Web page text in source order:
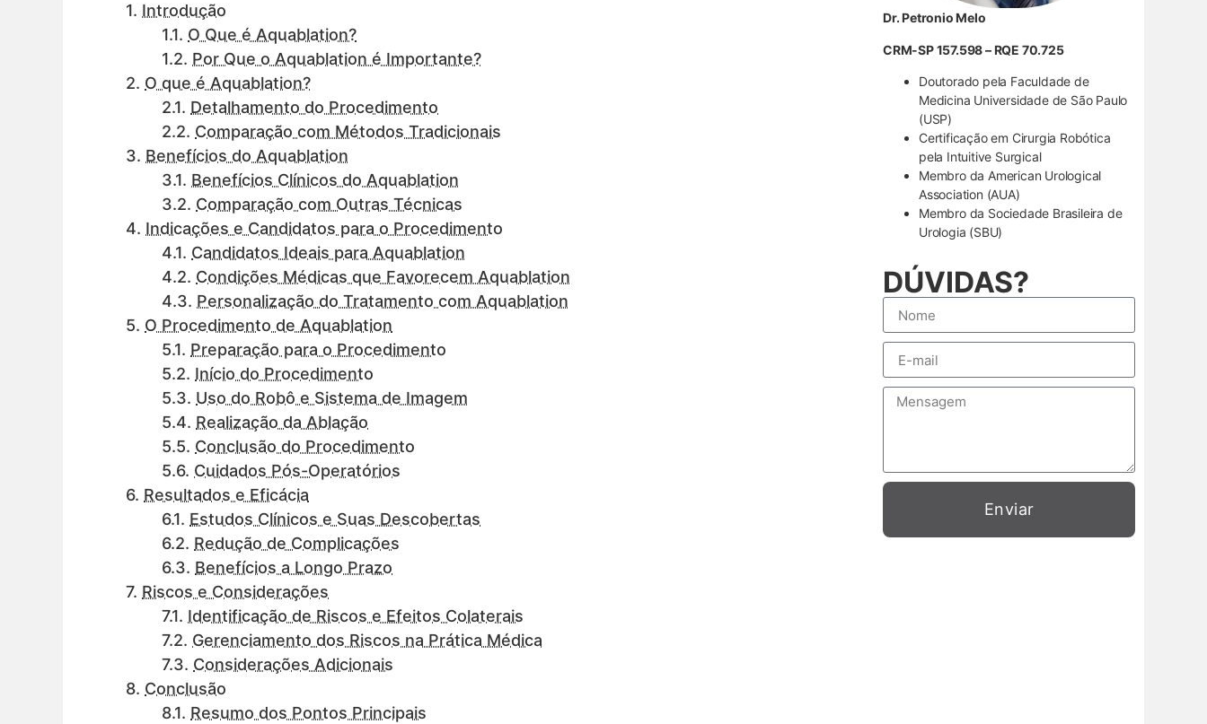
Introdução
O Que é Aquablation?
Por Que o Aquablation é Importante?
O que é Aquablation?
Detalhamento do Procedimento
Comparação com Métodos Tradicionais
Benefícios do Aquablation
Benefícios Clínicos do Aquablation
Comparação com Outras Técnicas
Indicações e Candidatos para o Procedimento
Candidatos Ideais para Aquablation
Condições Médicas que Favorecem Aquablation
Personalização do Tratamento com Aquablation
O Procedimento de Aquablation
Preparação para o Procedimento
Início do Procedimento
Uso do Robô e Sistema de Imagem
Realização da Ablação
Conclusão do Procedimento
Cuidados Pós-Operatórios
Resultados e Eficácia
Estudos Clínicos e Suas Descobertas
Redução de Complicações
Benefícios a Longo Prazo
Riscos e Considerações
Identificação de Riscos e Efeitos Colaterais
Gerenciamento dos Riscos na Prática Médica
Considerações Adicionais
Conclusão
Resumo dos Pontos Principais
Dr. Petronio Melo
CRM-SP 157.598 – RQE 70.725
Doutorado pela Faculdade de
Medicina Universidade de São Paulo
(USP)
Certificação em Cirurgia Robótica
pela Intuitive Surgical
Membro da American Urological
Association (AUA)
Membro da Sociedade Brasileira de
Urologia (SBU)
DÚVIDAS?
Enviar